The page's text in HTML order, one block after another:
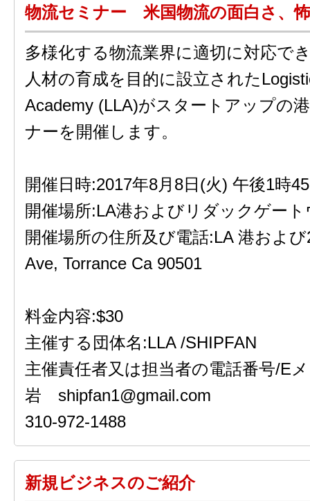
物流セミナー 米国物流の面白さ、
多様化する物流業界に適切に対応で
人材の育成を目的に設立された
Academy (LLA)がスタートアップの
ナーを開催します。
開催日時:2017年8月8日(火) 午後1時
開催場所:LA港およびリダックゲー
開催場所の住所及び電話:LA 港およ
Ave, Torrance Ca 90501
料金内容:$30
主催する団体名:LLA /SHIPFAN
主催責任者又は担当者の電話番号/E
岩 shipfan1@gmail.com
310-972-1488
新規ビジネスのご紹介